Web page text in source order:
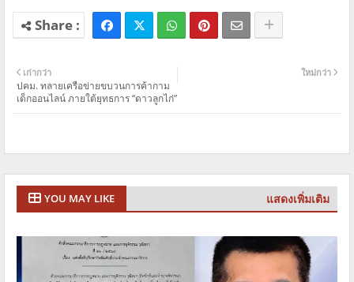
ใหม่กว่า
เก่ากว่า
ปคม. ทลายเครือข่ายขบวนการค้ากาม
เด็กออนไลน์ ภายใต้ยุทธการ “ดาวลูกไก่”
YOU MAY LIKE แสดงเพิ่มเติม